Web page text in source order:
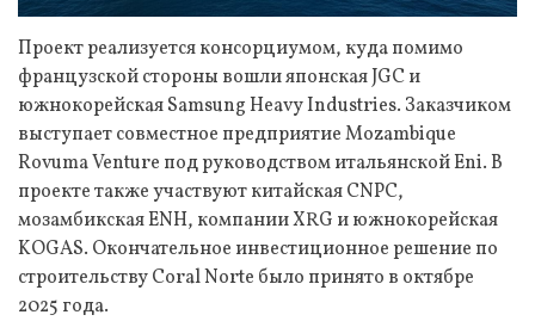
Проект реализуется консорциумом, куда помимо
французской стороны вошли японская JGC и
южнокорейская Samsung Heavy Industries. Заказчиком
выступает совместное предприятие Mozambique
Rovuma Venture под руководством итальянской Eni. В
проекте также участвуют китайская CNPC,
мозамбикская ENH, компании XRG и южнокорейская
KOGAS. Окончательное инвестиционное решение по
строительству Coral Norte было принято в октябре
2025 года.